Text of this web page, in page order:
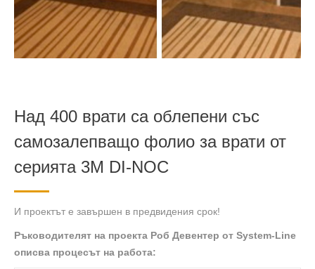
Над 400 врати са облепени със
самозалепващо фолио за врати от
серията 3M DI-NOC
И проектът е завършен в предвидения срок!
Ръководителят на проекта Роб Девентер от System-Line
описва процесът на работа: